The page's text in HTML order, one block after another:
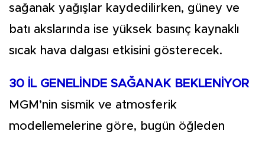
sağanak yağışlar kaydedilirken, güney ve
batı akslarında ise yüksek basınç kaynaklı
sıcak hava dalgası etkisini gösterecek.
30 İL GENELİNDE SAĞANAK BEKLENİYOR
MGM’nin sismik ve atmosferik
modellemelerine göre, bugün öğleden